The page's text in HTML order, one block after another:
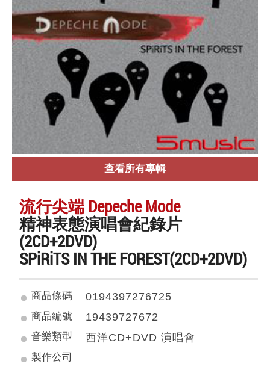
查看所有專輯
流行尖端 Depeche Mode
精神表態演唱會紀錄片
(2CD+2DVD)
SPiRiTS IN THE FOREST(2CD+2DVD)
商品條碼 0194397276725
商品編號 19439727672
音樂類型 西洋CD+DVD 演唱會
製作公司